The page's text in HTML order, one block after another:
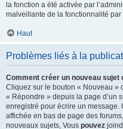
la fonction a été activée par
malveillante de la fonctionnalité par
Haut
Problèmes liés à la
Comment créer un nouveau sujet
Cliquez sur le bouton « Nouveau »
« Répondre » depuis la page d’un
enregistré pour écrire un
affichée en bas de page des
nouveaux sujets, Vous pouvez